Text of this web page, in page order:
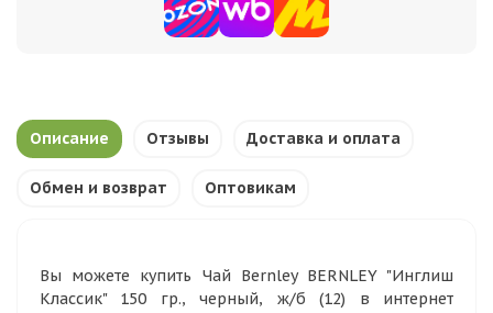
Описание Отзывы Доставка и оплата
Обмен и возврат Оптовикам
Вы можете купить Чай Bernley BERNLEY "Инглиш
Классик" 150 гр., черный, ж/б (12) в интернет